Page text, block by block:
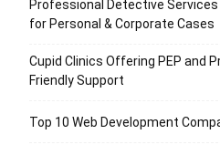
Professional Detective
for Personal & Corporate Cases
Cupid Clinics Offering PEP and
Friendly Support
Top 10 Web Development